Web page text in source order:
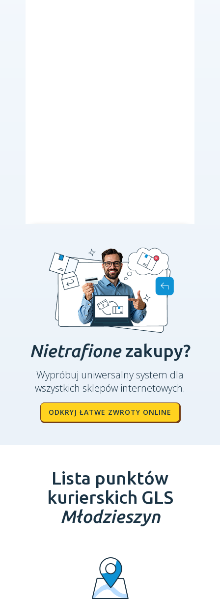
Nietrafionezakupy?
Wypróbuj uniwersalny system dla
wszystkich sklepów internetowych.
ODKRYJ ŁATWE ZWROTY ONLINE
Lista punktów
kurierskich GLS
Młodzieszyn